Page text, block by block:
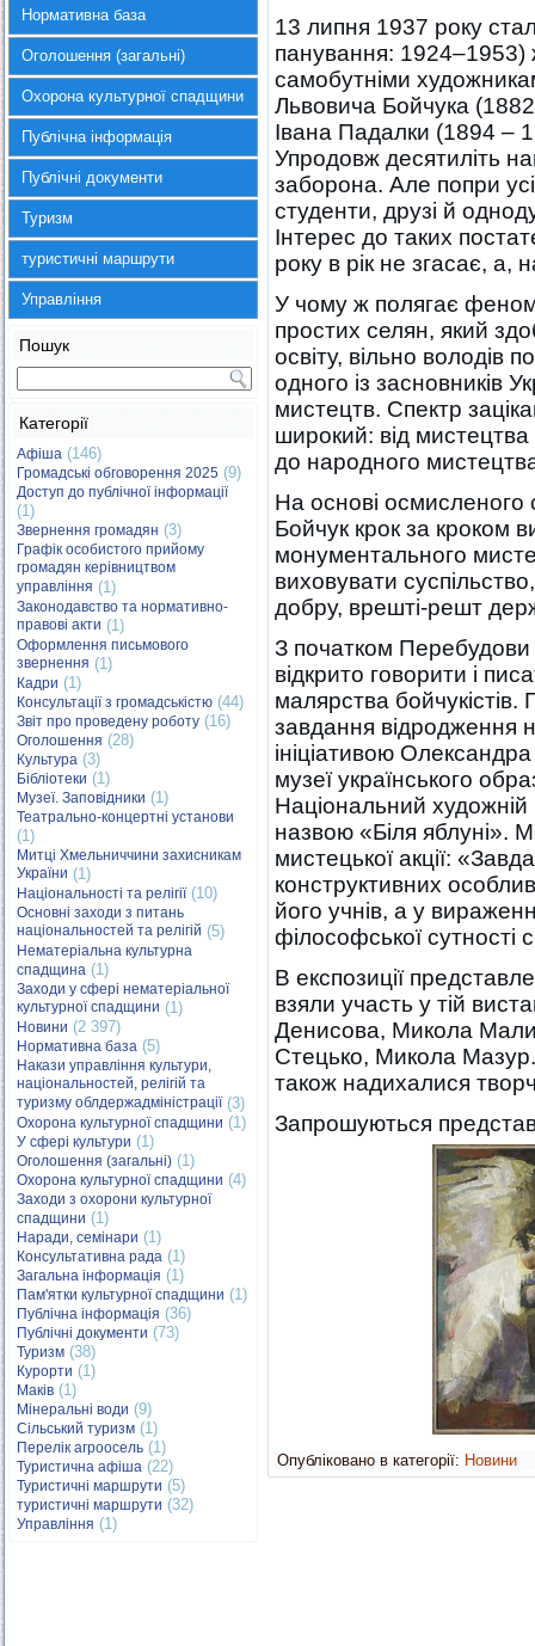
Нормативна база
Оголошення (загальні)
Охорона культурної спадщини
Публічна інформація
Публічні документи
Туризм
туристичні маршрути
Управління
Пошук
Категорії
Афіша (146)
Громадські обговорення 2025 (9)
Доступ до публічної інформації
(1)
Звернення громадян (3)
Графік особистого прийому
громадян керівництвом
управління (1)
Законодавство та нормативно-
правові акти (1)
Оформлення письмового
звернення (1)
Кадри (1)
Консультації з громадськістю (44)
Звіт про проведену роботу (16)
Оголошення (28)
Культура (3)
Бібліотеки (1)
Музеї. Заповідники (1)
Театрально-концертні установи
(1)
Митці Хмельниччини захисникам
України (1)
Національності та релігії(10)
Основні заходи з питань
національностей та релігій (5)
Нематеріальна культурна
спадщина (1)
Заходи у сфері нематеріальної
культурної спадщини (1)
Новини (2 397)
Нормативна база (5)
Накази управління культури,
національностей, релігій та
туризму облдержадміністрації(3)
Охорона культурної спадщини (1)
У сфері культури (1)
Оголошення (загальні) (1)
Охорона культурної спадщини (4)
Заходи з охорони культурної
спадщини (1)
Наради, семінари (1)
Консультативна рада (1)
Загальна інформація (1)
Пам'ятки культурної спадщини (1)
Публічна інформація (36)
Публічні документи (73)
Туризм (38)
Курорти (1)
Маків (1)
Мінеральні води (9)
Сільський туризм (1)
Перелік агроосель (1)
Туристична афіша (22)
Туристичні маршрути (5)
туристичні маршрути (32)
Управління (1)
13 липня 1937 року
панування: 1924–1953)
самобутніми
Львовича Бойчука
Івана Падалки (1894 –
Упродовж десятиліть
заборона. Але попри
студенти, друзі й
Інтерес до таких
року в рік не згасає, а,
У чому ж полягає
простих селян, який
освіту, вільно володів
одного із засновників
мистецтв. Спектр
широкий: від мистецтва
до народного
На основі осмисленого
Бойчук крок за кроком
монументального
виховувати
добру, врешті-решт
З початком
відкрито говорити і
малярства
завдання відродження
ініціативою
музеї українського
Національний художній
назвою «Біля яблуні».
мистецької акції:
конструктивних
його учнів, а у
філософської сутності
В експозиції
взяли участь у тій
Денисова, Микола
Стецько, Микола Мазур.
також надихалися
Запрошуються
Опубліковано в категорії: Новини